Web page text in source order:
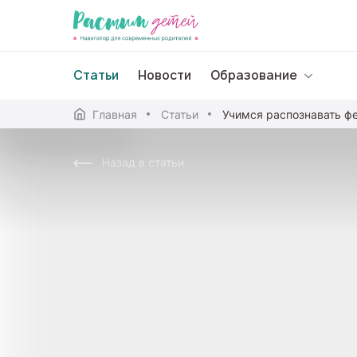
Статьи Новости Образование
Главная Статьи
Назад в статьи